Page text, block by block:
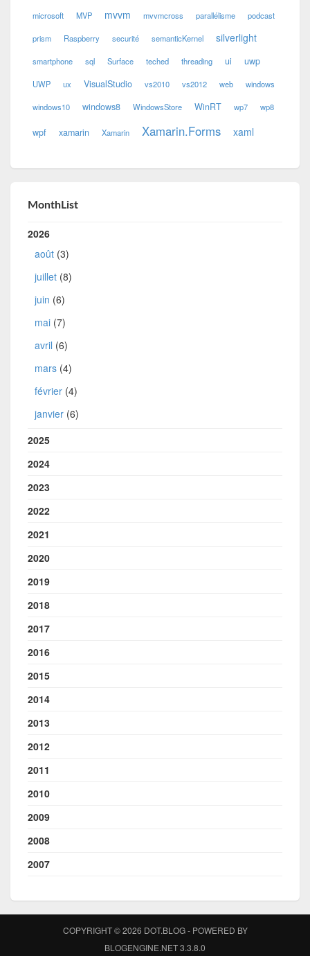
microsoft MVP mvvm mvvmcross parallélisme podcast
prism Raspberry securité semanticKernel silverlight
smartphone sql Surface teched threading ui uwp
UWP ux VisualStudio vs2010 vs2012 web windows
windows10 windows8 WindowsStore WinRT wp7 wp8
wpf xamarin Xamarin Xamarin.Forms xaml
MonthList
2026
août (3)
juillet (8)
juin (6)
mai (7)
avril (6)
mars (4)
février (4)
janvier (6)
2025
2024
2023
2022
2021
2020
2019
2018
2017
2016
2015
2014
2013
2012
2011
2010
2009
2008
2007
COPYRIGHT © 2026 DOT.BLOG - POWERED BY
BLOGENGINE.NET 3.3.8.0